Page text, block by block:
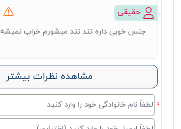
حقیقی
جنس خوبی داره تند تند میشورم خراب نمیشه
مشاهده نظرات بیشتر